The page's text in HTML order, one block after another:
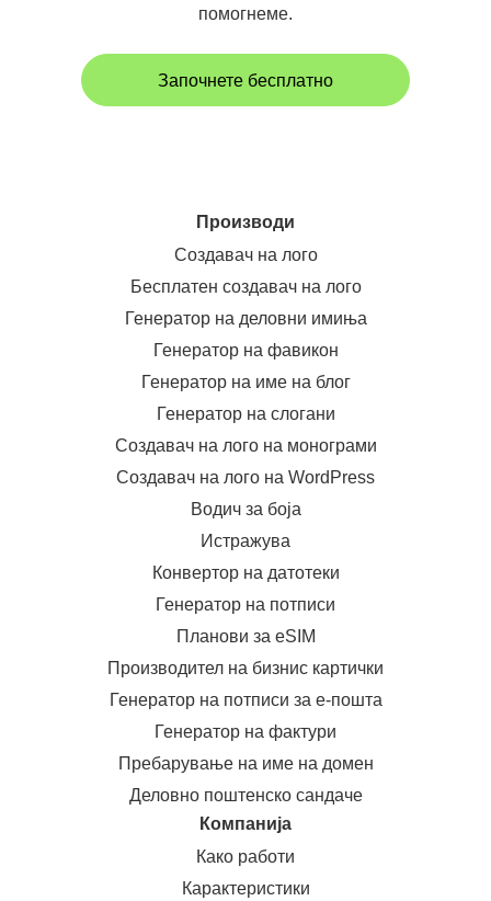
помогнеме.
Започнете бесплатно
Производи
Создавач на лого
Бесплатен создавач на лого
Генератор на деловни имиња
Генератор на фавикон
Генератор на име на блог
Генератор на слогани
Создавач на лого на монограми
Создавач на лого на WordPress
Водич за боја
Истражува
Конвертор на датотеки
Генератор на потписи
Планови за eSIM
Производител на бизнис картички
Генератор на потписи за е-пошта
Генератор на фактури
Пребарување на име на домен
Деловно поштенско сандаче
Компанија
Како работи
Карактеристики